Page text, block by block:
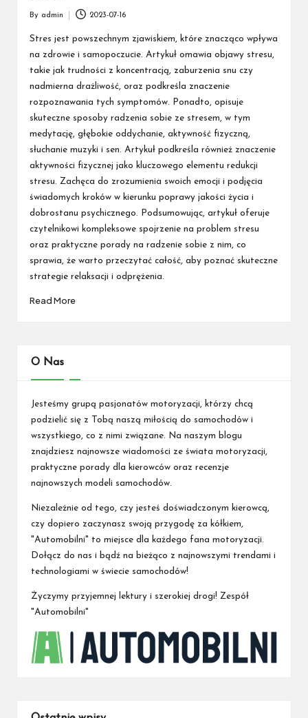
Posted
by
By admin 2023-07-16
Stres jest powszechnym zjawiskiem, które znacząco wpływa
na zdrowie i samopoczucie. Artykuł omawia objawy stresu,
takie jak trudności z koncentracją, zaburzenia snu czy
nadmierna drażliwość, oraz podkreśla znaczenie
rozpoznawania tych symptomów. Ponadto, opisuje
skuteczne sposoby radzenia sobie ze stresem, w tym
medytację, głębokie oddychanie, aktywność fizyczną,
słuchanie muzyki i sen. Artykuł podkreśla również znaczenie
aktywności fizycznej jako kluczowego elementu redukcji
stresu. Zachęca do zrozumienia swoich emocji i podjęcia
świadomych kroków w kierunku poprawy jakości życia i
dobrostanu psychicznego. Podsumowując, artykuł oferuje
czytelnikowi kompleksowe spojrzenie na problem stresu
oraz praktyczne porady na radzenie sobie z nim, co
sprawia, że warto przeczytać całość, aby poznać skuteczne
strategie relaksacji i odprężenia.
Read More
O Nas
Jesteśmy grupą pasjonatów motoryzacji, którzy chcą
podzielić się z Tobą naszą miłością do samochodów i
wszystkiego, co z nimi związane. Na naszym blogu
znajdziesz najnowsze wiadomości ze świata motoryzacji,
praktyczne porady dla kierowców oraz recenzje
najnowszych modeli samochodów.
Niezależnie od tego, czy jesteś doświadczonym kierowcą,
czy dopiero zaczynasz swoją przygodę za kółkiem,
"Automobilni" to miejsce dla każdego fana motoryzacji.
Dołącz do nas i bądź na bieżąco z najnowszymi trendami i
technologiami w świecie samochodów!
Życzymy przyjemnej lektury i szerokiej drogi! Zespół
"Automobilni"